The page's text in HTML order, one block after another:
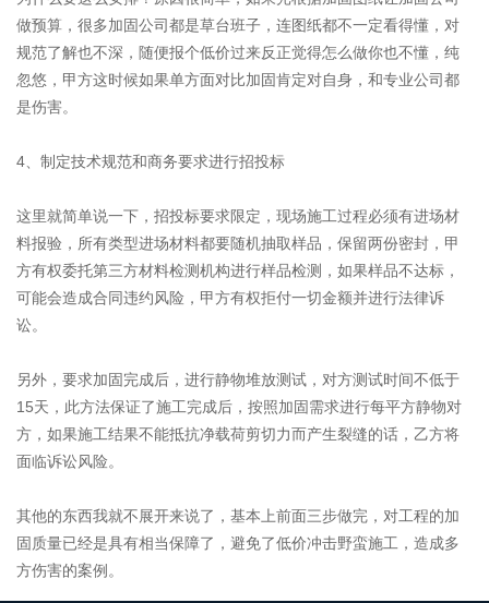
做预算，很多加固公司都是草台班子，连图纸都不一定看得懂，对
规范了解也不深，随便报个低价过来反正觉得怎么做你也不懂，纯
忽悠，甲方这时候如果单方面对比加固肯定对自身，和专业公司都
是伤害。
4、制定技术规范和商务要求进行招投标
这里就简单说一下，招投标要求限定，现场施工过程必须有进场材
料报验，所有类型进场材料都要随机抽取样品，保留两份密封，甲
方有权委托第三方材料检测机构进行样品检测，如果样品不达标，
可能会造成合同违约风险，甲方有权拒付一切金额并进行法律诉
讼。
另外，要求加固完成后，进行静物堆放测试，对方测试时间不低于
15天，此方法保证了施工完成后，按照加固需求进行每平方静物对
方，如果施工结果不能抵抗净载荷剪切力而产生裂缝的话，乙方将
面临诉讼风险。
其他的东西我就不展开来说了，基本上前面三步做完，对工程的加
固质量已经是具有相当保障了，避免了低价冲击野蛮施工，造成多
方伤害的案例。